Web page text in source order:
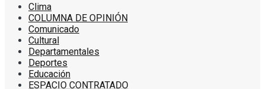
Clima
COLUMNA DE OPINIÓN
Comunicado
Cultural
Departamentales
Deportes
Educación
ESPACIO CONTRATADO